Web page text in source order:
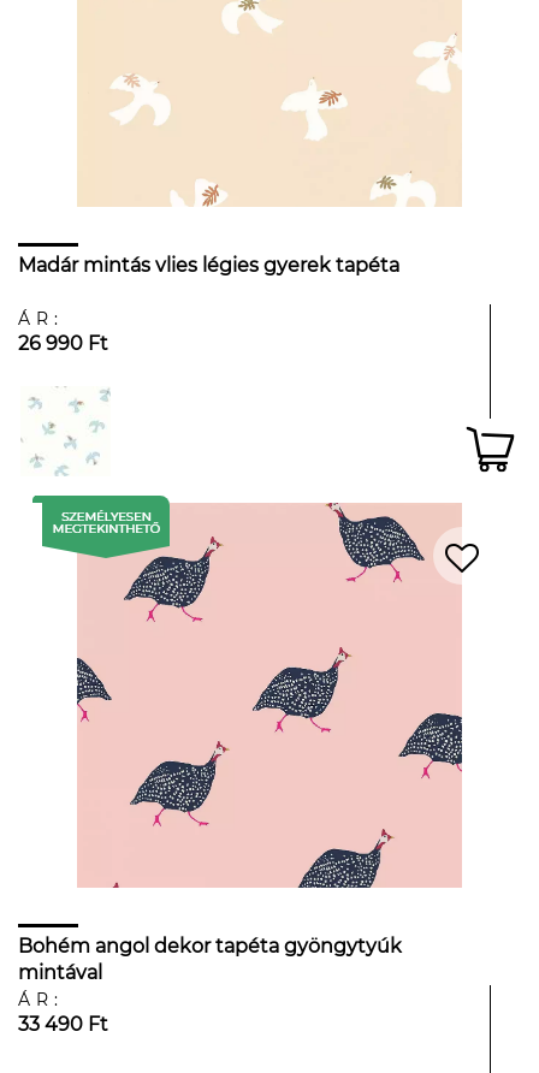
Madár mintás vlies légies gyerek tapéta
ÁR:
26 990 Ft
Bohém angol dekor tapéta gyöngytyúk
mintával
ÁR:
33 490 Ft